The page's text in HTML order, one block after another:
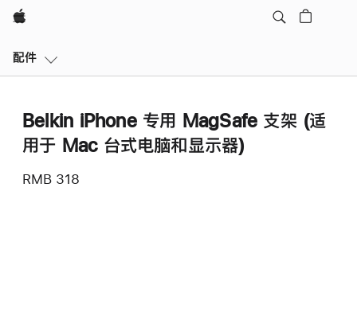
Apple
配件
Belkin iPhone 专用 MagSafe 支架 (适
用于 Mac 台式电脑和显示器)
RMB 318